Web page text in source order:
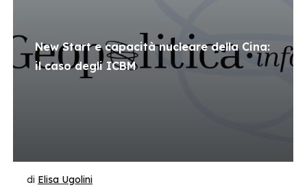
New Start e capacità nucleare della Cina:
il caso degli ICBM
di Elisa Ugolini